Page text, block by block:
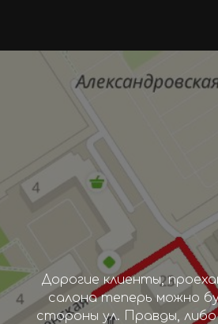
Дорогие клиенты,
салона теперь можно
стороны ул. Правды,